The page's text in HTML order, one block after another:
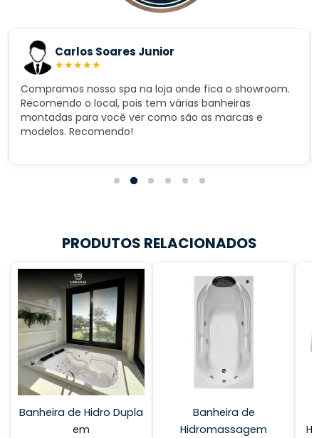
Carlos Soares Junior
★★★★★
Compramos nosso spa na loja onde fica o showroom.
Recomendo o local, pois tem várias banheiras
montadas para você ver como são as marcas e
modelos. Recomendo!
PRODUTOS RELACIONADOS
Banheira de Hidro Dupla
em
Banheira de
Hidromassagem